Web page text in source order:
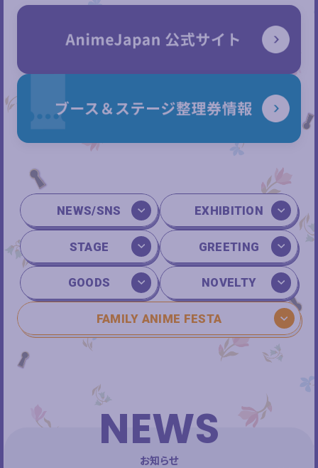
NEWS/SNS EXHIBITION
STAGE GREETING
GOODS NOVELTY
FAMILY ANIME FESTA
NEWS
お知らせ